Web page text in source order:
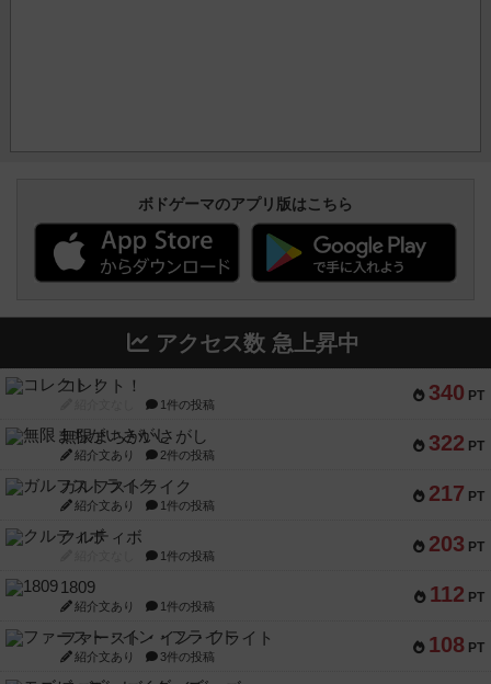
ボドゲーマのアプリ版はこちら
アクセス数 急上昇中
340 PT
コレクト！
1件の投稿
322 PT
無限まちがいさがし
紹介文あり 2件の投稿
217 PT
ガルフストライク
紹介文あり 1件の投稿
203 PT
クルティボ
1件の投稿
112 PT
1809
紹介文あり 1件の投稿
108 PT
ファースト・イン・フライト
紹介文あり 3件の投稿